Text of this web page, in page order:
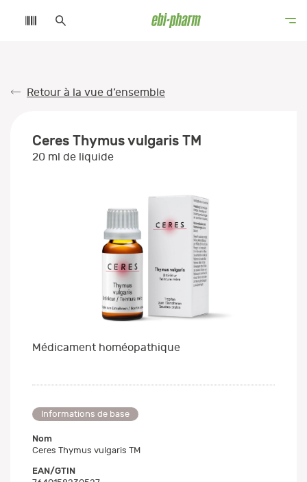
Retour à la vue d’ensemble
Ceres Thymus vulgaris TM
20 ml de liquide
Médicament homéopathique
Informations de base
Nom
Ceres Thymus vulgaris TM
EAN/GTIN